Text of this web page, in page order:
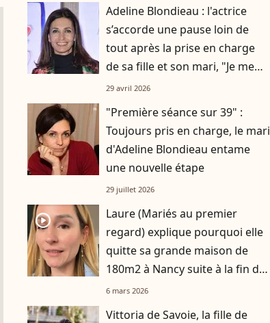
Adeline Blondieau : l'actrice
s’accorde une pause loin de
tout après la prise en charge
de sa fille et son mari, "Je me
sens plus en paix"
29 avril 2026
"Première séance sur 39" :
Toujours pris en charge, le mari
d'Adeline Blondieau entame
une nouvelle étape
29 juillet 2026
player2
Laure (Mariés au premier
regard) explique pourquoi elle
quitte sa grande maison de
180m2 à Nancy suite à la fin de
son histoire avec Matthieu
6 mars 2026
Vittoria de Savoie, la fille de